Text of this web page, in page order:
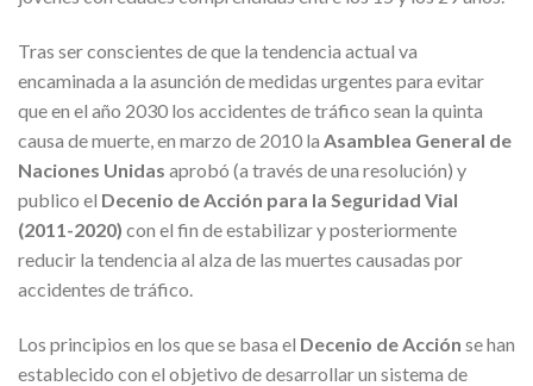
Tras ser conscientes de que la tendencia actual va
encaminada a la asunción de medidas urgentes para evitar
que en el año 2030 los accidentes de tráfico sean la quinta
causa de muerte, en marzo de 2010 la Asamblea General de
Naciones Unidas aprobó (a través de una resolución) y
publico el Decenio de Acción para la Seguridad Vial
(2011-2020) con el fin de estabilizar y posteriormente
reducir la tendencia al alza de las muertes causadas por
accidentes de tráfico.
Los principios en los que se basa el Decenio de Acción se han
establecido con el objetivo de desarrollar un sistema de